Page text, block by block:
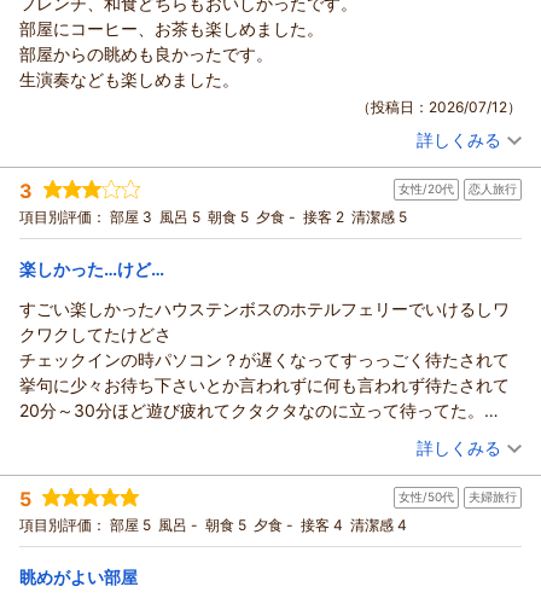
わらず、おかわりをためらわせてしまうような印象を与えてし
まいましたことを、大変申し訳なく存じます。頂戴致しました
ご意見を真摯に受け止め、担当部署へ共有するとともに、すべ
てのお客様に安心してお食事をお楽しみ頂けるよう、接遇の向
これからも、お越し頂く皆様に心地よいご滞在をご提供できま
ボスへお越しの際には、ぜひホテルヨーロッパをご利用頂けま
すと幸いでございます。
（返信日：2026/07/19）
ホテルヨーロッパ ハウステンボスからの返信
先日は、ホテルヨーロッパにご宿泊頂き、誠にありがとうござ
いました。また、ご帰宅後の貴重な時間を割いて、ご丁寧なる
ご意見、ご感想をお寄せ頂きましたこと、重ねて御礼申し上げ
ます。初めてのハウステンボスへのご旅行に際し、数ある宿泊
施設の中からホテルヨーロッパをお選び頂きましたこと、大変
光栄に存じます。また、ご夕食をお楽しみ頂き、お食事やサー
ビス、立地につきましても「最高」とのお言葉を賜り、スタッ
フ一同、大変嬉しく拝読いたしました。「次に伺う時もここに
お世話になりたい」とのお言葉を励みに、これからもお客様の
ご期待を超える喜びと感動をお届けできますよう、より一層努
またお二人にお目にかかれます日を、スタッフ一同、心よりお
待ち申し上げております。
（返信日：2026/07/17）
部屋にコーヒー、お茶も楽しめました。
部屋からの眺めも良かったです。
生演奏なども楽しめました。
（投稿日：2026/07/12）
投稿者： ポンさん(男性/40代)
宿泊プラン： 【アペリティフ付き】フレンチレストラン「デアドミラル」で
季節のコースディナー（2食付き）
ツイン 朝・夕
宿泊価格帯： 30,001円以上(大人一人あたり/税込)
先日は、ホテルヨーロッパにご宿泊頂き、誠にありがとうござ
いました。また、ご帰宅後の貴重な時間を割いて、ご丁寧なる
ご意見、ご感想をお寄せ頂きましたこと、重ねて御礼申し上げ
ます。当ホテルのお部屋からの景観や生演奏で、非日常なひと
ときをお過ごしになりましたご様子が伺い知れ、大変嬉しく拝
読致しました。これからも、皆様から頂戴します貴重なご意見
を大切にし、温かいホスピタリティ精神に溢れた心からのおも
てなしと、より美しい快適な空間のご提供を目指し、日々研鑽
を重ねる所存でございます。引き続きハウステンボス、ならび
にホテルヨーロッパをご愛顧賜りますようお願い申し上げま
す。春夏秋冬、四季折々の色鮮やかな花が咲き誇り、季節毎に
詳しくみる
3 女性/20代 恋人旅行
項目別評価： 部屋 3 風呂 5 朝食 5 夕食 - 接客 2 清潔感 5
楽しかった…けど…
すごい楽しかったハウステンボスのホテルフェリーでいけるしワ
クワクしてたけどさ
チェックインの時パソコン？が遅くなってすっっごく待たされて
挙句に少々お待ち下さいとか言われずに何も言われず待たされて
20分～30分ほど遊び疲れてクタクタなのに立って待ってた。
他のスタッフさん素通りなら待たせるならソファーにいっかい座
りたかったよ…本当になんだったの…最後に謝られたけども…
部屋も朝食も良かった！でもあれはきつかったなぁ…
（投稿日：2026/07/09）
宿泊時期： 2026年05月宿泊 (恋人旅行)
投稿者： たまでさん
宿泊プラン： 【ハウステンボス最上位ホテル】ホテルヨーロッパ リゾートプ
ラン（朝食付き）/2026年4月～
ツイン 朝のみ
宿泊価格帯： 21,001～22,000円(大人一人あたり/税込)
詳しくみる
5 女性/50代 夫婦旅行
項目別評価： 部屋 5 風呂 - 朝食 5 夕食 - 接客 4 清潔感 4
眺めがよい部屋